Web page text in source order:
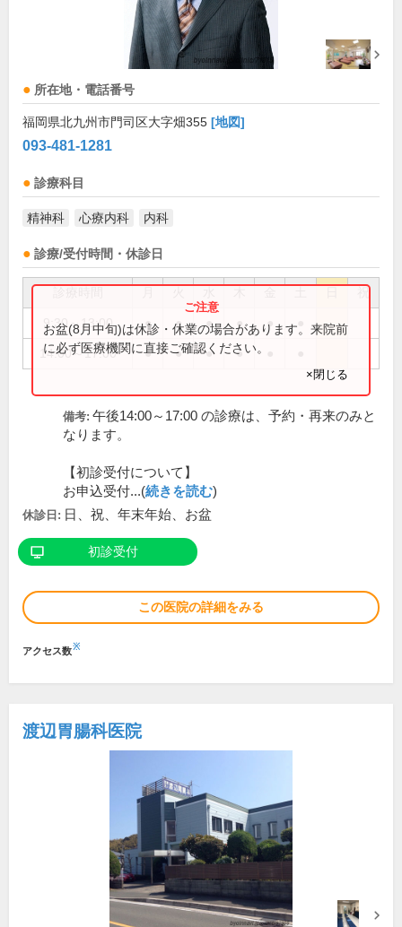
所在地・電話番号
福岡県北九州市門司区大字畑355 [地図]
093-481-1281
診療科目
精神科 心療内科 内科
診療/受付時間・休診日
祝
9:30～13:00 ● ● ● ● ●
14:00～17:00 ● ● ● ●
お盆(8月中旬)は休診・休業の場合があります。来院前
に必ず医療機関に直接ご確認ください。
×閉じる
備考: 午後14:00～17:00 の診療は、予約・再来のみと
なります。
【初診受付について】
お申込受付...(続きを読む)
休診日: 日、祝、年末年始、お盆
初診受付
この医院の詳細をみる
アクセス数※
渡辺胃腸科医院